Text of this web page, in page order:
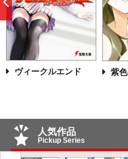
ヴィークルエンド 紫
前
へ
人気作品
Pickup Series